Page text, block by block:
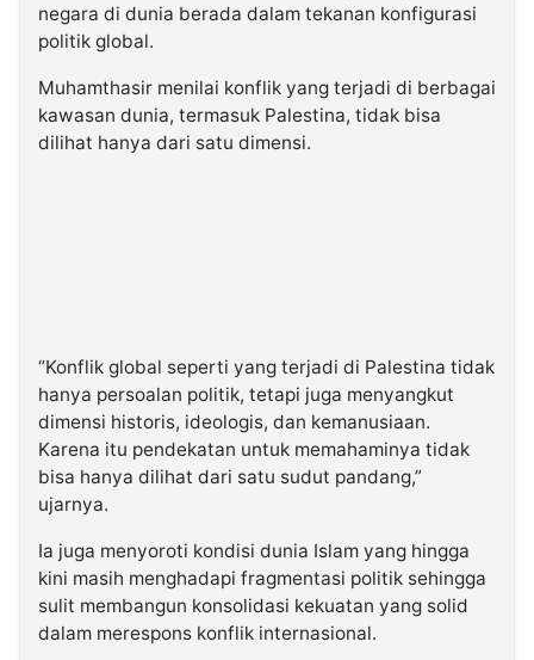
negara di dunia berada dalam tekanan konfigurasi
politik global.
Muhamthasir menilai konflik yang terjadi di berbagai
kawasan dunia, termasuk Palestina, tidak bisa
dilihat hanya dari satu dimensi.
“Konflik global seperti yang terjadi di Palestina tidak
hanya persoalan politik, tetapi juga menyangkut
dimensi historis, ideologis, dan kemanusiaan.
Karena itu pendekatan untuk memahaminya tidak
bisa hanya dilihat dari satu sudut pandang,”
ujarnya.
Ia juga menyoroti kondisi dunia Islam yang hingga
kini masih menghadapi fragmentasi politik sehingga
sulit membangun konsolidasi kekuatan yang solid
dalam merespons konflik internasional.